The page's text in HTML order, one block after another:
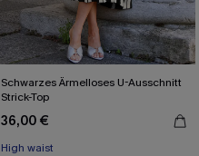
Schwarzes Ärmelloses U-Ausschnitt
Strick-Top
36,00 €
High waist